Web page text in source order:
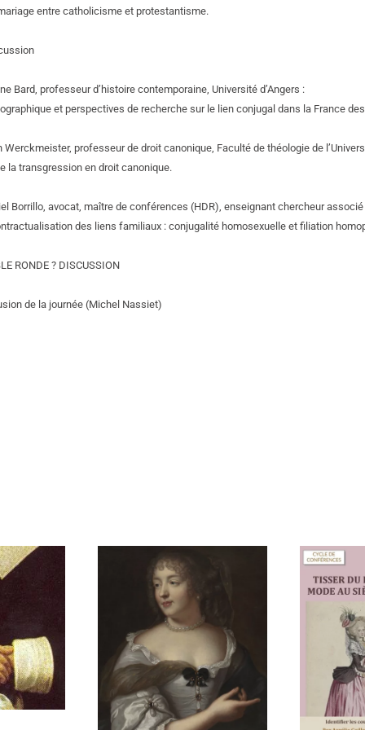
entre catholicisme et protestantisme.
Bard, professeur d’histoire contemporaine, Université d’Angers :
et perspectives de recherche sur le lien conjugal dans la France
Werckmeister, professeur de droit canonique, Faculté de théologie de
la transgression en droit canonique.
Borrillo, avocat, maître de conférences (HDR), enseignant chercheur associé
des liens familiaux : conjugalité homosexuelle et filiation
RONDE ? DISCUSSION
de la journée (Michel Nassiet)